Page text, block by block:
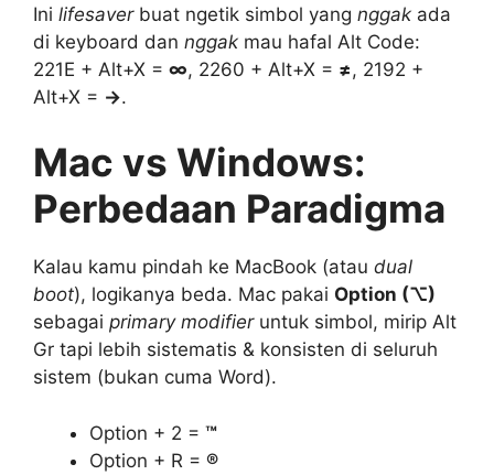
Ini lifesaverbuat ngetik simbol yang nggak ada
di keyboard dan nggak mau hafal Alt Code:
221E + Alt+X = ∞, 2260 + Alt+X = ≠, 2192 +
Alt+X = →.
Mac vs Windows:
Perbedaan Paradigma
Kalau kamu pindah ke MacBook (atau dual
boot), logikanya beda. Mac pakai Option (⌥)
sebagai primary modifieruntuk simbol, mirip Alt
Gr tapi lebih sistematis & konsisten di seluruh
sistem (bukan cuma Word).
Option + 2 = ™
Option + R = ®